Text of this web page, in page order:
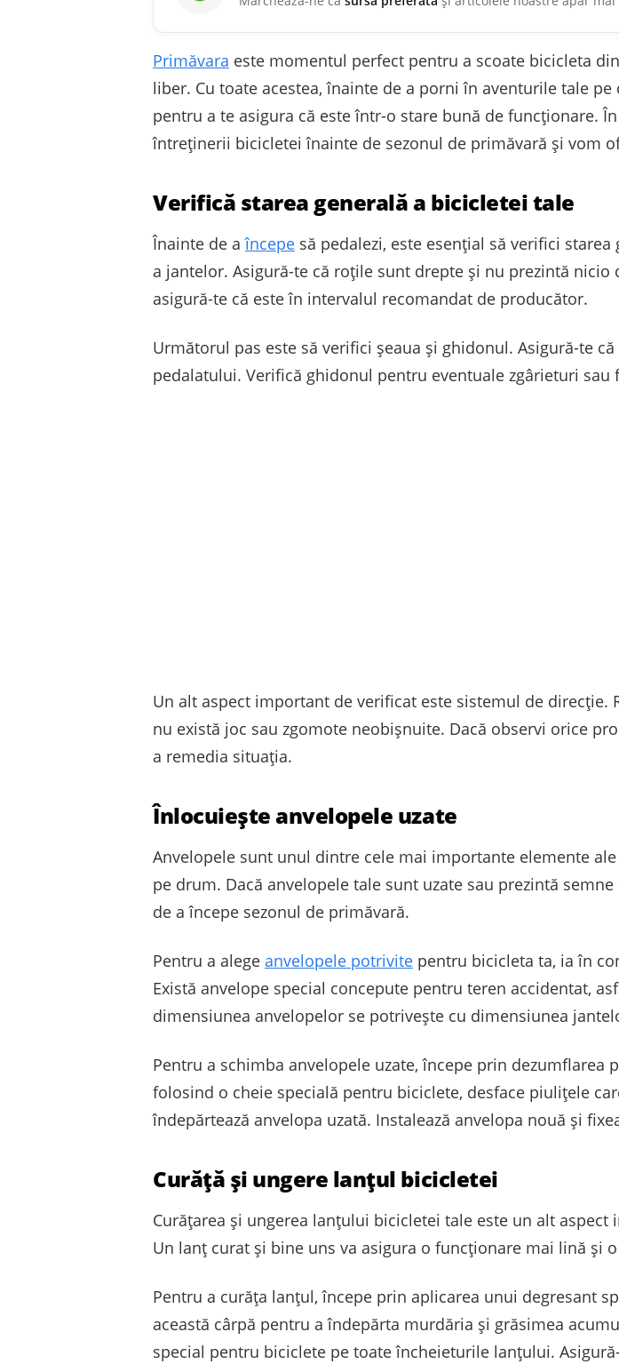
Primăvara este momentul perfect pentru a scoate bicicleta
liber. Cu toate acestea, înainte de a porni în aventurile tale
pentru a te asigura că este într-o stare bună de funcționare.
întreținerii bicicletei înainte de sezonul de primăvară și vom
Verifică starea generală a bicicletei tale
Înainte de aîncepe să pedalezi, este esențial să verifici
a jantelor. Asigură-te că roțile sunt drepte și nu prezintă
asigură-te că este în intervalul recomandat de producător.
Următorul pas este să verifici șeaua și ghidonul. Asigură-te
pedalatului. Verifică ghidonul pentru eventuale zgârieturi sau
Un alt aspect important de verificat este sistemul de
nu există joc sau zgomote neobișnuite. Dacă observi orice
a remedia situația.
Înlocuiește anvelopele uzate
Anvelopele sunt unul dintre cele mai importante elemente
pe drum. Dacă anvelopele tale sunt uzate sau prezintă
de a începe sezonul de primăvară.
Pentru a alege anvelopele potrivite pentru bicicleta ta, ia în
Există anvelope special concepute pentru teren accidentat,
dimensiunea anvelopelor se potrivește cu dimensiunea
Pentru a schimba anvelopele uzate, începe prin
folosind o cheie specială pentru biciclete, desface piulițele
îndepărtează anvelopa uzată. Instalează anvelopa nouă și
Curăță și ungere lanțul bicicletei
Curățarea și ungerea lanțului bicicletei tale este un alt
Un lanț curat și bine uns va asigura o funcționare mai lină și
Pentru a curăța lanțul, începe prin aplicarea unui degresant
această cârpă pentru a îndepărta murdăria și grăsimea
special pentru biciclete pe toate încheieturile lanțului.